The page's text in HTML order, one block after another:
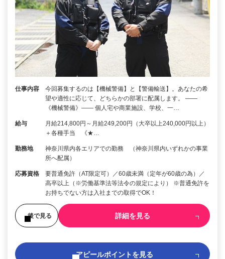
仕事内容
今回募集するのは【機械警備】と【警備輸送】。あなたの希
望や適性に応じて、どちらかの部署に配属します。 ――
《機械警備》―― 個人宅や商業施設、学校、一…
給与
月給214,800円～月給249,200円（大卒以上240,000円以上）
＋各種手当 《★…
勤務地
神奈川県内各エリアでの勤務 （神奈川県内いずれかの事業
所へ配属）
応募資格
要普通免許（AT限定可）／60歳未満（定年が60歳の為）／
高卒以上（※労働基準法等法令の規定により） ※普通免許を
お持ちでない方は入社までの取得でOK！
後で見る 詳細を見る
アピールポイントを見る